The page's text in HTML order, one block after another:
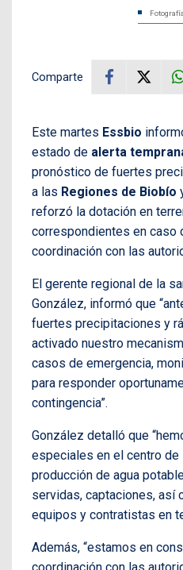
Comparte
Este martes Essbio
estado de alerta
pronóstico de fuertes
a las Regiones de Biobío
reforzó la dotación en
correspondientes en caso
coordinación con las
El gerente regional de la
González, informó que
fuertes precipitaciones y
activado nuestro
casos de emergencia,
para responder
contingencia”.
González detalló que
especiales en el centro de
producción de agua
servidas, captaciones, así
equipos y contratistas en
Además, “estamos en